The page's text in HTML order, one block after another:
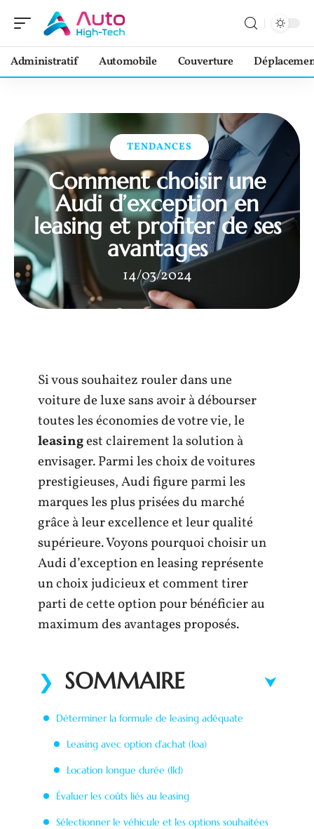
Administratif Automobile Couverture
TENDANCES
Comment choisir une
Audi d’exception en
leasing et profiter de ses
avantages
14/03/2024
Si vous souhaitez rouler dans une
voiture de luxe sans avoir à débourser
toutes les économies de votre vie, le
leasingest clairement la solution à
envisager. Parmi les choix de voitures
prestigieuses, Audi figure parmi les
marques les plus prisées du marché
grâce à leur excellence et leur qualité
supérieure. Voyons pourquoi choisir un
Audi d’exception en leasing représente
un choix judicieux et comment tirer
parti de cette option pour bénéficier au
maximum des avantages proposés.
SOMMAIRE
Déterminer la formule de leasing adéquate
Leasing avec option d’achat (loa)
Location longue durée (lld)
Évaluer les coûts liés au leasing
Sélectionner le véhicule et les options souhaitées